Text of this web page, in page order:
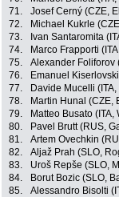
71.
Josef Cerný (CZE,
72.
Michael Kukrle
73.
Ivan Santaromita
74.
Marco Frapporti
75.
Alexander Foliforov
76.
Emanuel
77.
Davide Mucelli
78.
Martin Hunal (CZE,
79.
Matteo Busato
80.
Pavel Brutt (RUS,
81.
Artem Ovechkin
82.
Aljaž Prah (SLO,
83.
Uroš Repše (SLO,
84.
Borut Bozic (SLO,
85.
Alessandro Bisolti